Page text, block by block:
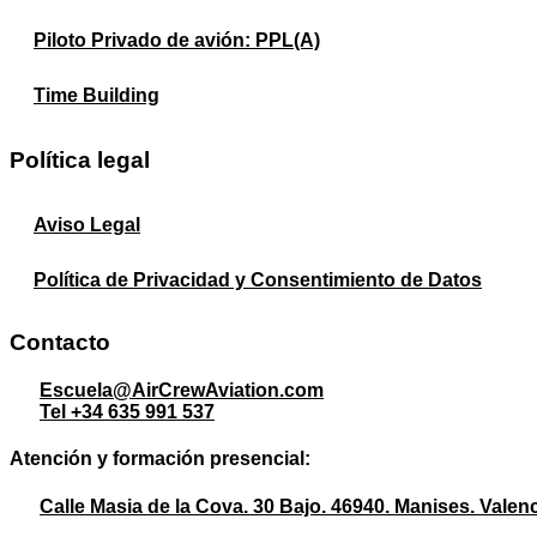
Piloto Privado de avión: PPL(A)
Time Building
Política legal
Aviso Legal
Política de Privacidad y Consentimiento de Datos
Contacto
Escuela@AirCrewAviation.com
Tel +34 635 991 537
Atención y formación presencial:
Calle Masia de la Cova. 30 Bajo. 46940. Manises.